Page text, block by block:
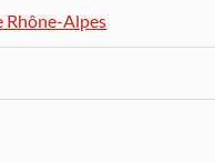
Rhône-Alpes